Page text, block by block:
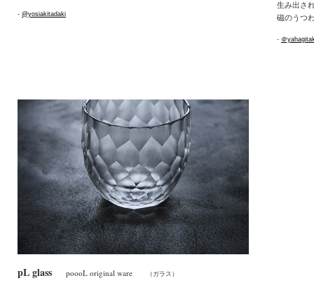
- @yosiakitadaki
生み出さ
磁のうつ
- ＠
pL glass poooL original ware （ガラス）